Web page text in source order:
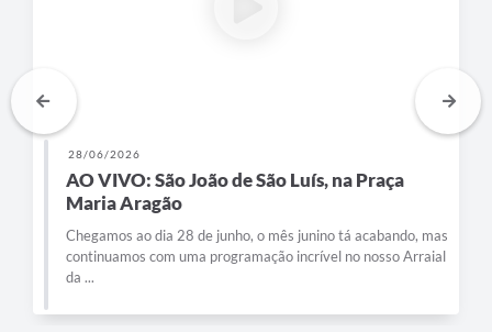
28/06/2026
AO VIVO: São João de São Luís, na Praça
Maria Aragão
Chegamos ao dia 28 de junho, o mês junino tá acabando, mas
continuamos com uma programação incrível no nosso Arraial
da ...